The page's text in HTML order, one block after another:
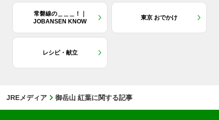
常磐線の＿＿＿！｜
JOBANSEN KNOW
東京 おでかけ
レシピ・献立
JREメディア 御岳山 紅葉に関する記事